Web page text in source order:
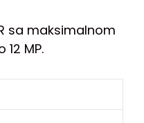
sa maksimalnom
MP.